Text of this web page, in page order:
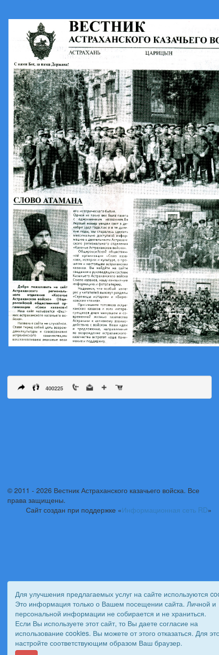
400225
© 2011 - 2026 Вестник Астраханского казачьего войска. Все
права защищены.
Сайт создан при поддержке «Информационная сеть RD»
Для улучшения предлагаемых услуг на сайте используются
Это информация только о Вашем посещении сайта. Личной и
персональной информации не собирается и не храниться.
Если Вы используете этот сайт, то Вы даете согласие на
использование cookies. Вы можете от этого отказаться. Для
настройте соответствующим образом Ваш браузер.